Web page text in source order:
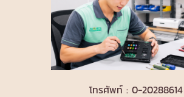
โทรศัพท์ : 0-20288614